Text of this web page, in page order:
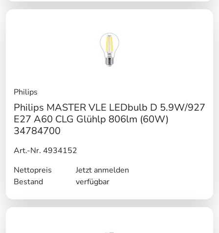
Philips
Philips MASTER VLE LEDbulb D 5.9W/927
E27 A60 CLG Glühlp 806lm (60W)
34784700
Art.-Nr. 4934152
Nettopreis
Jetzt anmelden
Bestand
verfügbar